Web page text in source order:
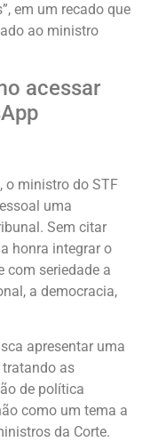
em um recado que
ao ministro
acessar
o ministro do STF
uma
Sem citar
honra integrar o
com seriedade a
a democracia,
apresentar uma
as
de política
como um tema a
da Corte.